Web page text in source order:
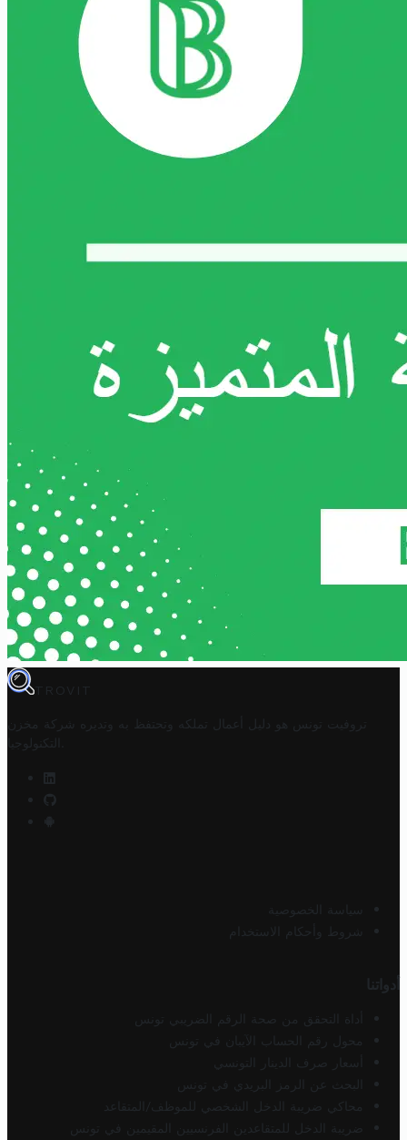
TROVIT
تروفيت تونس هو دليل أعمال تملكه وتحتفظ به وتديره
شركة مخزن
التكنولوجيا
سياسة الخصوصية
شروط وأحكام الاستخدام
أدواتنا
أداة التحقق من صحة الرقم الضريبي تونس
محول رقم الحساب الآيبان في تونس
أسعار صرف الدينار التونسي
البحث عن الرمز البريدي في تونس
محاكي ضريبة الدخل الشخصي للموظف/المتقاعد
ضريبة الدخل للمتقاعدين الفرنسيين المقيمين في تونس